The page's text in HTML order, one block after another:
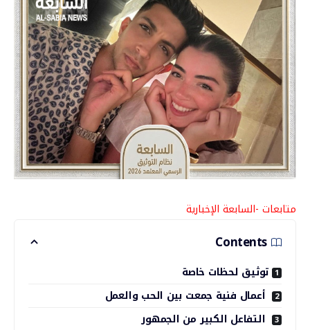
متابعات -السابعة الإخبارية
Contents
توثيق لحظات خاصة
أعمال فنية جمعت بين الحب والعمل
التفاعل الكبير من الجمهور